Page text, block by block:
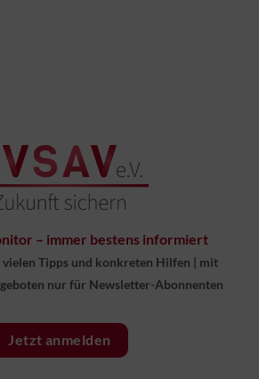
– immer bestens informiert
Tipps und konkreten Hilfen | mit
nur für Newsletter-Abonnenten
Jetzt anmelden